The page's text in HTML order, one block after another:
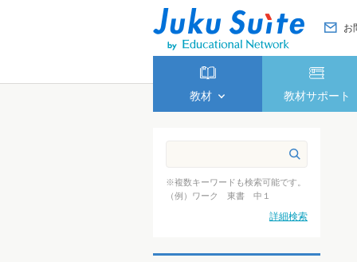
お
教材 教材サポート
※複数キーワードも検索可能です。
（例）ワーク 東書 中１
詳細検索